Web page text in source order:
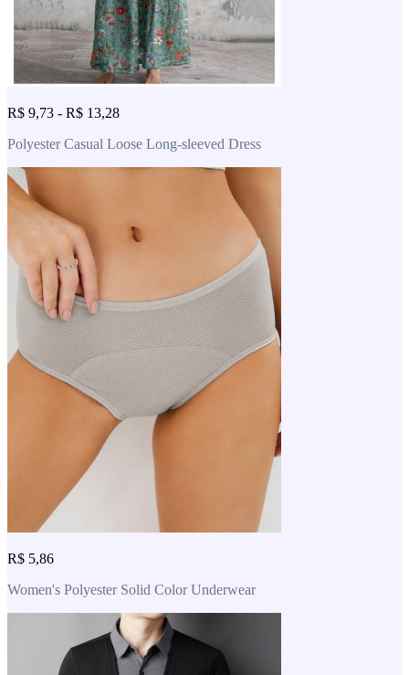
R$ 9,73 - R$ 13,28
Polyester Casual Loose Long-sleeved Dress
R$ 5,86
Women's Polyester Solid Color Underwear